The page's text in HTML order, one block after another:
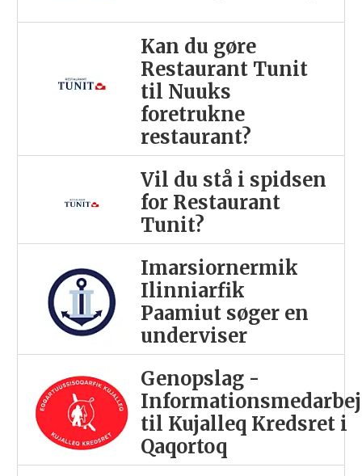
Kan du gøre
Restaurant Tunit
til Nuuks
foretrukne
restaurant?
Vil du stå i spidsen
for Restaurant
Tunit?
Imarsiornermik
Ilinniarfik
Paamiut søger en
underviser
Genopslag -
til Kujalleq Kredsret i
Qaqortoq